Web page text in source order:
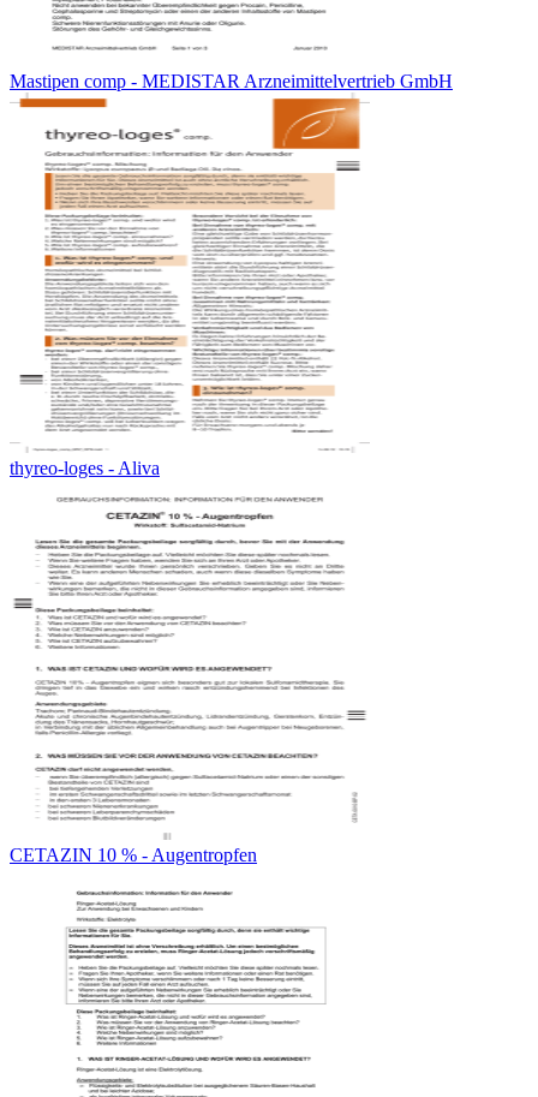
Mastipen comp - MEDISTAR Arzneimittelvertrieb GmbH
thyreo-loges - Aliva
CETAZIN 10 % - Augentropfen